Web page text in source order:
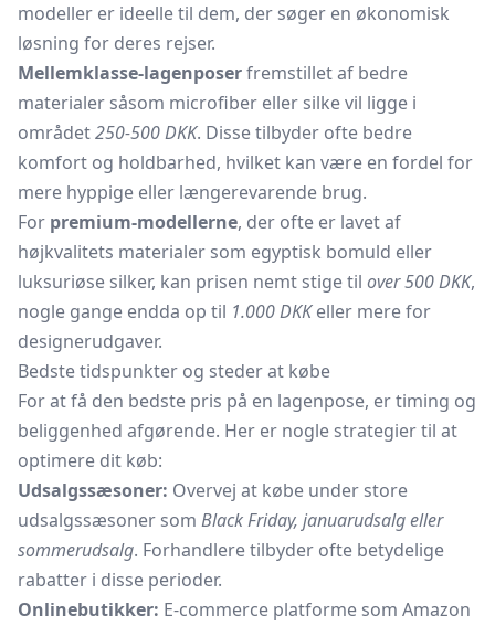
modeller er ideelle til dem, der søger en økonomisk
løsning for deres rejser.
Mellemklasse-lagenposerfremstillet af bedre
materialer såsom microfiber eller silke vil ligge i
området250-500 DKK. Disse tilbyder ofte bedre
komfort og holdbarhed, hvilket kan være en fordel for
mere hyppige eller længerevarende brug.
For premium-modellerne, der ofte er lavet af
højkvalitets materialer som egyptisk bomuld eller
luksuriøse silker, kan prisen nemt stige til over 500 DKK,
nogle gange endda op til 1.000 DKKeller mere for
designerudgaver.
Bedste tidspunkter og steder at købe
For at få den bedste pris på en lagenpose, er timing og
beliggenhed afgørende. Her er nogle strategier til at
optimere dit køb:
Udsalgssæsoner: Overvej at købe under store
udsalgssæsoner som Black Friday, januarudsalg eller
sommerudsalg. Forhandlere tilbyder ofte betydelige
rabatter i disse perioder.
Onlinebutikker: E-commerce platforme som Amazon